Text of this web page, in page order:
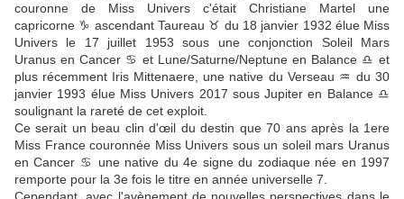
couronne de Miss Univers c'était Christiane Martel une
capricorne ♑ ascendant Taureau ♉ du 18 janvier 1932 élue Miss
Univers le 17 juillet 1953 sous une conjonction Soleil Mars
Uranus en Cancer ♋ et Lune/Saturne/Neptune en Balance ♎ et
plus récemment Iris Mittenaere, une native du Verseau ♒ du 30
janvier 1993 élue Miss Univers 2017 sous Jupiter en Balance ♎
soulignant la rareté de cet exploit.
Ce serait un beau clin d'œil du destin que 70 ans après la 1ere
Miss France couronnée Miss Univers sous un soleil mars Uranus
en Cancer ♋ une native du 4e signe du zodiaque née en 1997
remporte pour la 3e fois le titre en année universelle 7.